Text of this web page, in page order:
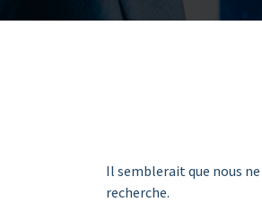
Il semblerait que nous
recherche.